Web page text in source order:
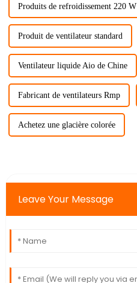
Produits de refroidissement 220 W
Produit de ventilateur standard
Ventilateur liquide Aio de Chine
Fabricant de ventilateurs Rmp
Achetez une glacière colorée
Leave Your Message